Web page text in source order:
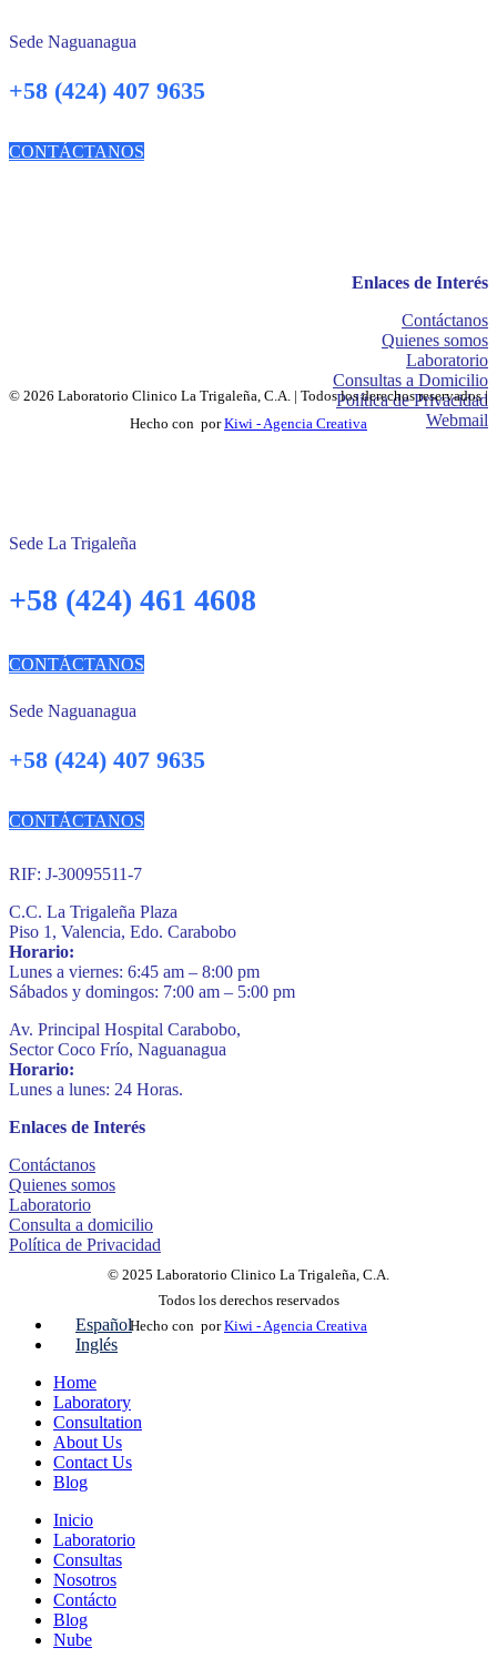
Sede Naguanagua
+58 (424) 407 9635
CONTÁCTANOS
Enlaces de Interés
Contáctanos
Quienes somos
Laboratorio
Consultas a Domicilio
Política de Privacidad
Webmail
© 2026 Laboratorio Clinico La Trigaleña, C.A. | Todos los derechos reservados |
Hecho con porKiwi - Agencia Creativa
Sede La Trigaleña
+58 (424) 461 4608
CONTÁCTANOS
Sede Naguanagua
+58 (424) 407 9635
CONTÁCTANOS
RIF: J-30095511-7
C.C. La Trigaleña Plaza
Piso 1, Valencia, Edo. Carabobo
Horario:
Lunes a viernes: 6:45 am – 8:00 pm
Sábados y domingos: 7:00 am – 5:00 pm
Av. Principal Hospital Carabobo,
Sector Coco Frío, Naguanagua
Horario:
Lunes a lunes: 24 Horas.
Enlaces de Interés
Contáctanos
Quienes somos
Laboratorio
Consulta a domicilio
Política de Privacidad
© 2025 Laboratorio Clinico La Trigaleña, C.A.
Todos los derechos reservados
Hecho con porKiwi - Agencia Creativa
Español
Inglés
Home
Laboratory
Consultation
About Us
Contact Us
Blog
Inicio
Laboratorio
Consultas
Nosotros
Contácto
Blog
Nube